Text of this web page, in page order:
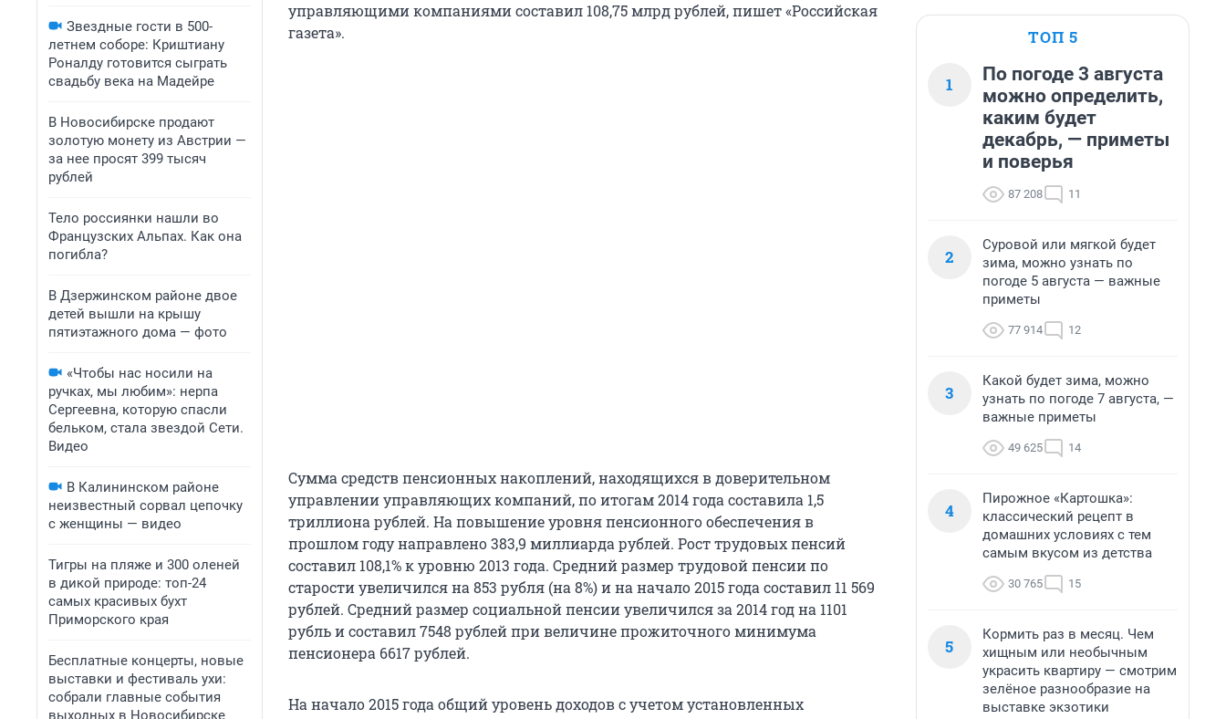
Звездные гости в 500-
летнем соборе: Криштиану
Роналду готовится сыграть
свадьбу века на Мадейре
В Новосибирске продают
золотую монету из Австрии —
за нее просят 399 тысяч
рублей
Тело россиянки нашли во
Французских Альпах. Как она
погибла?
В Дзержинском районе двое
детей вышли на крышу
пятиэтажного дома — фото
«Чтобы нас носили на
ручках, мы любим»: нерпа
Сергеевна, которую спасли
бельком, стала звездой Сети.
Видео
В Калининском районе
неизвестный сорвал цепочку
с женщины — видео
Тигры на пляже и 300 оленей
в дикой природе: топ-24
самых красивых бухт
Приморского края
Бесплатные концерты, новые
выставки и фестиваль ухи:
собрали главные события
выходных в Новосибирске
управляющими компаниями составил 108,75 млрд рублей, пишет «Российская
газета».
Сумма средств пенсионных накоплений, находящихся в доверительном
управлении управляющих компаний, по итогам 2014 года составила 1,5
триллиона рублей. На повышение уровня пенсионного обеспечения в
прошлом году направлено 383,9 миллиарда рублей. Рост трудовых пенсий
составил 108,1% к уровню 2013 года. Средний размер трудовой пенсии по
старости увеличился на 853 рубля (на 8%) и на начало 2015 года составил 11 569
рублей. Средний размер социальной пенсии увеличился за 2014 год на 1101
рубль и составил 7548 рублей при величине прожиточного минимума
пенсионера 6617 рублей.
На начало 2015 года общий уровень доходов с учетом установленных
ТОП 5
1
По погоде 3 августа
можно определить,
каким будет
декабрь, — приметы
и поверья
87 208 11
2
Суровой или мягкой будет
зима, можно узнать по
погоде 5 августа — важные
приметы
77 914 12
3
Какой будет зима, можно
узнать по погоде 7 августа, —
важные приметы
49 625 14
4
Пирожное «Картошка»:
классический рецепт в
домашних условиях с тем
самым вкусом из детства
30 765 15
5
Кормить раз в месяц. Чем
хищным или необычным
украсить квартиру — смотрим
зелёное разнообразие на
выставке экзотики